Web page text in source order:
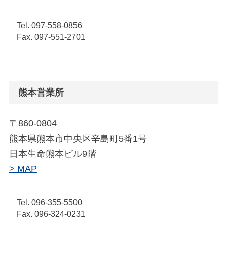
Tel. 097-558-0856
Fax. 097-551-2701
熊本営業所
〒860-0804
熊本県熊本市中央区辛島町5番1号
日本生命熊本ビル9階
> MAP
Tel. 096-355-5500
Fax. 096-324-0231